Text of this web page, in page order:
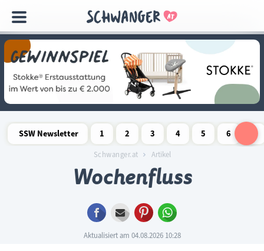
überspringen
SSW Newsletter
1
Schwangerschaftswoche
2
Schwangerschaftswoche
3
Schwangerschaftswoche
4
Schwangerschaftswoche
5
Schwangerschaftswoche
6
Schwanger.at Artikel
Wochenfluss
Facebook
E-mail Pinterest
Aktualisiert am 04.08.2026 10:28